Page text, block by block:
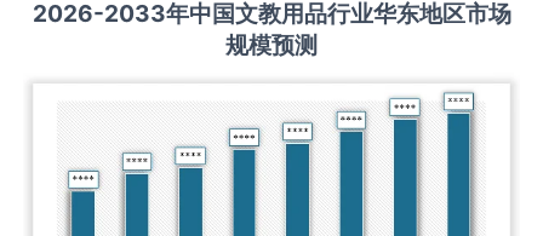
2026-2033年中国文教用品行业华东地区市场
规模预测